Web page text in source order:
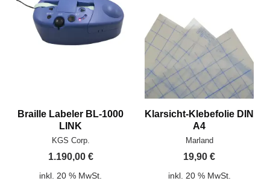
Braille Labeler BL-1000
LINK
KGS Corp.
1.190,00 €
inkl. 20 % MwSt.
Klarsicht-Klebefolie DIN
A4
Marland
19,90€
inkl. 20 % MwSt.